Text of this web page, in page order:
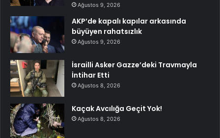
Ağustos 9, 2026
AKP’de kapalı kapılar arkasında
büyüyen rahatsızlık
Ağustos 9, 2026
İsrailli Asker Gazze’deki Travmayla
İntihar Etti
Ağustos 8, 2026
Kaçak Avcılığa Geçit Yok!
Ağustos 8, 2026